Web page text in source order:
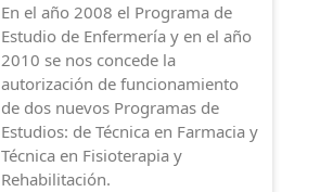
En el año 2008 el Programa de
Estudio de Enfermería y en el año
2010 se nos concede la
autorización de funcionamiento
de dos nuevos Programas de
Estudios: de Técnica en Farmacia y
Técnica en Fisioterapia y
Rehabilitación.